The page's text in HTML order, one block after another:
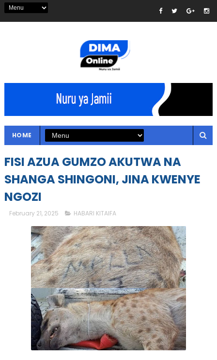
HOME
FISI AZUA GUMZO AKUTWA NA
SHANGA SHINGONI, JINA KWENYE
NGOZI
February 21, 2025 HABARI KITAIFA